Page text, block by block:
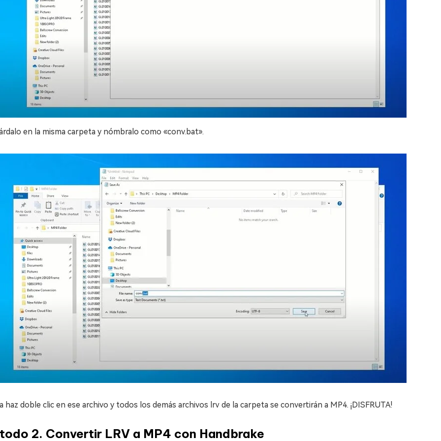
en la misma carpeta y nómbralo como «conv.bat».
haz doble clic en ese archivo y todos los demás archivos lrv de la carpeta se convertirán a MP4. ¡DISFRUTA!
2. Convertir LRV a MP4 con Handbrake